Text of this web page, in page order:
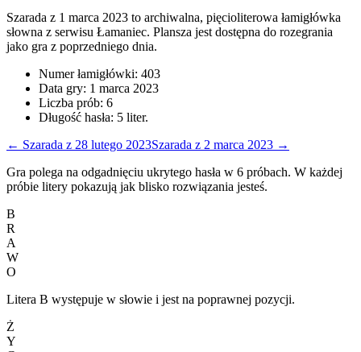
Szarada z 1 marca 2023 to archiwalna, pięcioliterowa łamigłówka
słowna z serwisu Łamaniec. Plansza jest dostępna do rozegrania
jako gra z poprzedniego dnia.
Numer łamigłówki: 403
Data gry: 1 marca 2023
Liczba prób: 6
Długość hasła: 5 liter.
← Szarada z 28 lutego 2023Szarada z 2 marca 2023 →
Gra polega na odgadnięciu ukrytego hasła w 6 próbach. W każdej
próbie litery pokazują jak blisko rozwiązania jesteś.
B
R
A
W
O
Litera B występuje w słowie i jest na poprawnej pozycji.
Ż
Y